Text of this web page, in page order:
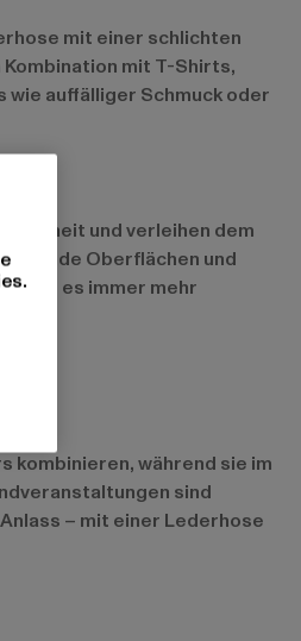
mit einer schlichten
mit T-Shirts,
auffälliger Schmuck oder
und verleihen dem
Oberflächen und
gibt es immer mehr
kombinieren, während sie im
sind
– mit einer Lederhose